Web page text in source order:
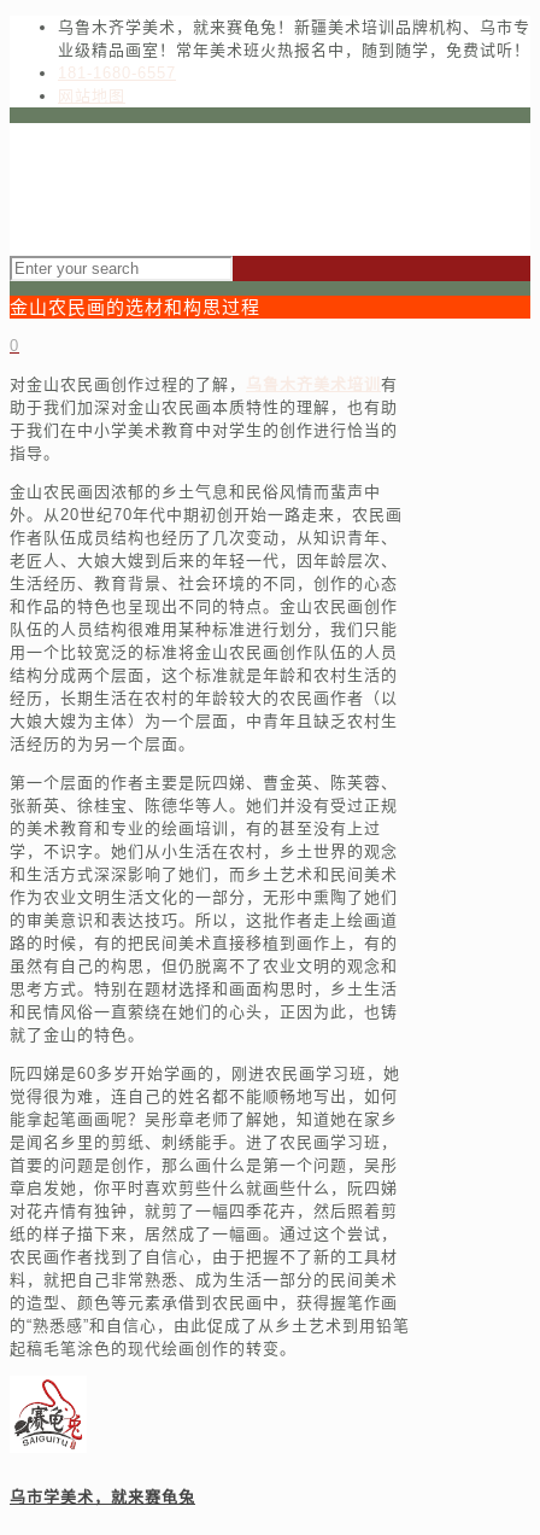
乌鲁木齐学美术，就来赛龟兔！新疆美术培训品牌机构、乌市专
业级精品画室！常年美术班火热报名中，随到随学，免费试听！
181-1680-6557
网站地图
金山农民画的选材和构思过程
0
对金山农民画创作过程的了解， 乌鲁木齐美术培训 有
助于我们加深对金山农民画本质特性的理解，也有助
于我们在中小学美术教育中对学生的创作进行恰当的
指导。
金山农民画因浓郁的乡土气息和民俗风情而蜚声中
外。从20世纪70年代中期初创开始一路走来，农民画
作者队伍成员结构也经历了几次变动，从知识青年、
老匠人、大娘大嫂到后来的年轻一代，因年龄层次、
生活经历、教育背景、社会环境的不同，创作的心态
和作品的特色也呈现出不同的特点。金山农民画创作
队伍的人员结构很难用某种标准进行划分，我们只能
用一个比较宽泛的标准将金山农民画创作队伍的人员
结构分成两个层面，这个标准就是年龄和农村生活的
经历，长期生活在农村的年龄较大的农民画作者（以
大娘大嫂为主体）为一个层面，中青年且缺乏农村生
活经历的为另一个层面。
第一个层面的作者主要是阮四娣、曹金英、陈芙蓉、
张新英、徐桂宝、陈德华等人。她们并没有受过正规
的美术教育和专业的绘画培训，有的甚至没有上过
学，不识字。她们从小生活在农村，乡土世界的观念
和生活方式深深影响了她们，而乡土艺术和民间美术
作为农业文明生活文化的一部分，无形中熏陶了她们
的审美意识和表达技巧。所以，这批作者走上绘画道
路的时候，有的把民间美术直接移植到画作上，有的
虽然有自己的构思，但仍脱离不了农业文明的观念和
思考方式。特别在题材选择和画面构思时，乡土生活
和民情风俗一直萦绕在她们的心头，正因为此，也铸
就了金山的特色。
阮四娣是60多岁开始学画的，刚进农民画学习班，她
觉得很为难，连自己的姓名都不能顺畅地写出，如何
能拿起笔画画呢？吴彤章老师了解她，知道她在家乡
是闻名乡里的剪纸、刺绣能手。进了农民画学习班，
首要的问题是创作，那么画什么是第一个问题，吴彤
章启发她，你平时喜欢剪些什么就画些什么，阮四娣
对花卉情有独钟，就剪了一幅四季花卉，然后照着剪
纸的样子描下来，居然成了一幅画。通过这个尝试，
农民画作者找到了自信心，由于把握不了新的工具材
料，就把自己非常熟悉、成为生活一部分的民间美术
的造型、颜色等元素承借到农民画中，获得握笔作画
的“熟悉感”和自信心，由此促成了从乡土艺术到用铅笔
起稿毛笔涂色的现代绘画创作的转变。
乌市学美术，就来赛龟兔